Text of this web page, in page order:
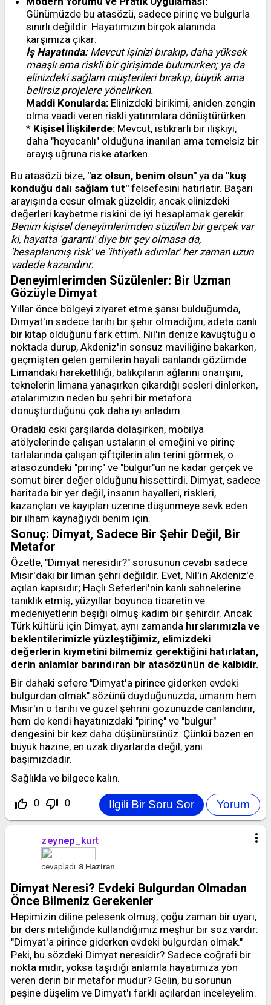
Günümüzde bu atasözü, sadece pirinç ve bulgurla
sınırlı değildir. Hayatımızın birçok alanında
karşımıza çıkar:
İş Hayatında:Mevcut işinizi bırakıp, daha yüksek
maaşlı ama riskli bir girişimde bulunurken; ya da
elinizdeki sağlam müşterileri bırakıp, büyük ama
belirsiz projelere yönelirken.
Maddi Konularda: Elinizdeki birikimi, aniden zengin
olma vaadi veren riskli yatırımlara dönüştürürken.
* Kişisel İlişkilerde: Mevcut, istikrarlı bir ilişkiyi,
daha "heyecanlı" olduğuna inanılan ama temelsiz bir
arayış uğruna riske atarken.
Bu atasözü bize, "az olsun, benim olsun" ya da "kuş
konduğu dalı sağlam tut" felsefesini hatırlatır. Başarı
arayışında cesur olmak güzeldir, ancak elinizdeki
değerleri kaybetme riskini de iyi hesaplamak gerekir.
Benim kişisel deneyimlerimden süzülen bir gerçek var
ki, hayatta 'garanti' diye bir şey olmasa da,
'hesaplanmış risk' ve 'ihtiyatlı adımlar' her zaman uzun
vadede kazandırır.
Deneyimlerimden Süzülenler: Bir Uzman
Gözüyle Dimyat
Yıllar önce bölgeyi ziyaret etme şansı bulduğumda,
Dimyat'ın sadece tarihi bir şehir olmadığını, adeta canlı
bir kitap olduğunu fark ettim. Nil'in denize kavuştuğu o
noktada durup, Akdeniz'in sonsuz maviliğine bakarken,
geçmişten gelen gemilerin hayali canlandı gözümde.
Limandaki hareketliliği, balıkçıların ağlarını onarışını,
teknelerin limana yanaşırken çıkardığı sesleri dinlerken,
atalarımızın neden bu şehri bir metafora
dönüştürdüğünü çok daha iyi anladım.
Oradaki eski çarşılarda dolaşırken, mobilya
atölyelerinde çalışan ustaların el emeğini ve pirinç
tarlalarında çalışan çiftçilerin alın terini görmek, o
atasözündeki "pirinç" ve "bulgur"un ne kadar gerçek ve
somut birer değer olduğunu hissettirdi. Dimyat, sadece
haritada bir yer değil, insanın hayalleri, riskleri,
kazançları ve kayıpları üzerine düşünmeye sevk eden
bir ilham kaynağıydı benim için.
Sonuç: Dimyat, Sadece Bir Şehir Değil, Bir
Metafor
Özetle, "Dimyat neresidir?" sorusunun cevabı sadece
Mısır'daki bir liman şehri değildir. Evet, Nil'in Akdeniz'e
açılan kapısıdır; Haçlı Seferleri'nin kanlı sahnelerine
tanıklık etmiş, yüzyıllar boyunca ticaretin ve
medeniyetlerin beşiği olmuş kadim bir şehirdir. Ancak
Türk kültürü için Dimyat, aynı zamanda hırslarımızla ve
beklentilerimizle yüzleştiğimiz, elimizdeki
değerlerin kıymetini bilmemiz gerektiğini hatırlatan,
derin anlamlar barındıran bir atasözünün de kalbidir.
Bir dahaki sefere "Dimyat'a pirince giderken evdeki
bulgurdan olmak" sözünü duyduğunuzda, umarım hem
Mısır'ın o tarihi ve güzel şehrini gözünüzde canlandırır,
hem de kendi hayatınızdaki "pirinç" ve "bulgur"
dengesini bir kez daha düşünürsünüz. Çünkü bazen en
büyük hazine, en uzak diyarlarda değil, yanı
başımızdadır.
Sağlıkla ve bilgece kalın.
thumb_up_off_alt 0 thumb_down_off_alt 0
more_vert
zeynep_kurt
cevapladı 8 Haziran
Dimyat Neresi? Evdeki Bulgurdan Olmadan
Önce Bilmeniz Gerekenler
Hepimizin diline pelesenk olmuş, çoğu zaman bir uyarı,
bir ders niteliğinde kullandığımız meşhur bir söz vardır:
"Dimyat'a pirince giderken evdeki bulgurdan olmak."
Peki, bu sözdeki Dimyat neresidir? Sadece coğrafi bir
nokta mıdır, yoksa taşıdığı anlamla hayatımıza yön
veren derin bir metafor mudur? Gelin, bu sorunun
peşine düşelim ve Dimyat'ı farklı açılardan inceleyelim.